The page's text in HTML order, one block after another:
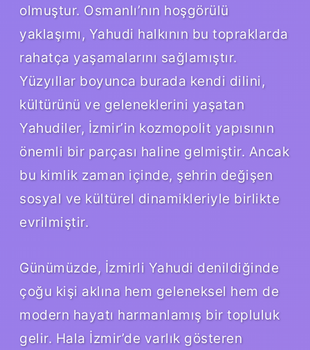
olmuştur. Osmanlı’nın hoşgörülü
yaklaşımı, Yahudi halkının bu topraklarda
rahatça yaşamalarını sağlamıştır.
Yüzyıllar boyunca burada kendi dilini,
kültürünü ve geleneklerini yaşatan
Yahudiler, İzmir’in kozmopolit yapısının
önemli bir parçası haline gelmiştir. Ancak
bu kimlik zaman içinde, şehrin değişen
sosyal ve kültürel dinamikleriyle birlikte
evrilmiştir.
Günümüzde, İzmirli Yahudi denildiğinde
çoğu kişi aklına hem geleneksel hem de
modern hayatı harmanlamış bir topluluk
gelir. Hala İzmir’de varlık gösteren